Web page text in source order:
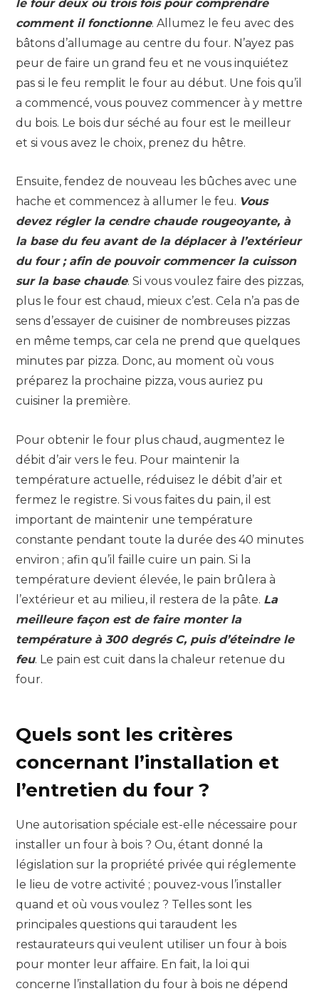
le four deux ou trois fois pour comprendre
comment il fonctionne. Allumez le feu avec des
bâtons d’allumage au centre du four. N’ayez pas
peur de faire un grand feu et ne vous inquiétez
pas si le feu remplit le four au début. Une fois qu’il
a commencé, vous pouvez commencer à y mettre
du bois. Le bois dur séché au four est le meilleur
et si vous avez le choix, prenez du hêtre.
Ensuite, fendez de nouveau les bûches avec une
hache et commencez à allumer le feu. Vous
devez régler la cendre chaude rougeoyante, à
la base du feu avant de la déplacer à l’extérieur
du four ; afin de pouvoir commencer la cuisson
sur la base chaude. Si vous voulez faire des pizzas,
plus le four est chaud, mieux c’est. Cela n’a pas de
sens d’essayer de cuisiner de nombreuses pizzas
en même temps, car cela ne prend que quelques
minutes par pizza. Donc, au moment où vous
préparez la prochaine pizza, vous auriez pu
cuisiner la première.
Pour obtenir le four plus chaud, augmentez le
débit d’air vers le feu. Pour maintenir la
température actuelle, réduisez le débit d’air et
fermez le registre. Si vous faites du pain, il est
important de maintenir une température
constante pendant toute la durée des 40 minutes
environ ; afin qu’il faille cuire un pain. Si la
température devient élevée, le pain brûlera à
l’extérieur et au milieu, il restera de la pâte. La
meilleure façon est de faire monter la
température à 300 degrés C, puis d’éteindre le
feu. Le pain est cuit dans la chaleur retenue du
four.
Quels sont les critères
concernant l’installation et
l’entretien du four ?
Une autorisation spéciale est-elle nécessaire pour
installer un four à bois ? Ou, étant donné la
législation sur la propriété privée qui réglemente
le lieu de votre activité ; pouvez-vous l’installer
quand et où vous voulez ? Telles sont les
principales questions qui taraudent les
restaurateurs qui veulent utiliser un four à bois
pour monter leur affaire. En fait, la loi qui
concerne l’installation du four à bois ne dépend